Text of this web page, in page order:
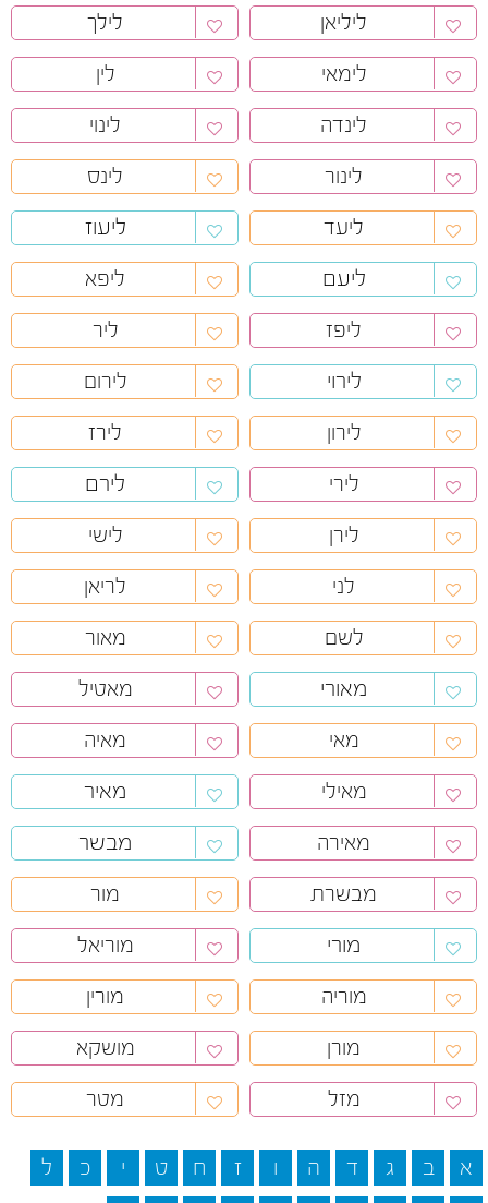
ליליאן לילך
לימאי לין
לינדה לינוי
לינור לינס
ליעד ליעוז
ליעם ליפא
ליפז ליר
לירוי לירום
לירון לירז
לירי לירם
לירן לישי
לני לריאן
לשם מאור
מאורי מאטיל
מאי מאיה
מאילי מאיר
מאירה מבשר
מבשרת מור
מורי מוריאל
מוריה מורין
מורן מושקא
מזל מטר
א ב ג ד ה ו ז ח ט י כ
ל